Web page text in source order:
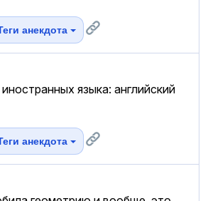
анекдота
языка: английский
анекдота